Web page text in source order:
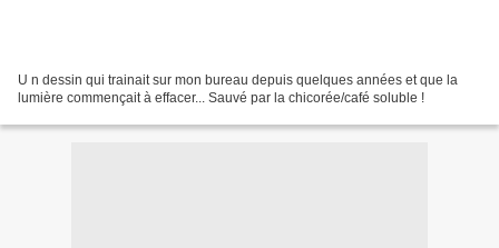
U n dessin qui trainait sur mon bureau depuis quelques années et que la
lumière commençait à effacer... Sauvé par la chicorée/café soluble !